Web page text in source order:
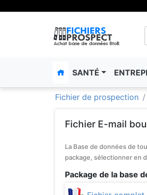
SANTÉ
Fichier de prospection
Fichier E-mail
La Base de données de
package, sélectionner en
Package de la base